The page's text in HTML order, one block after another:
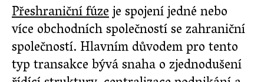
Přeshraniční fúzeje spojení jedné nebo
více obchodních společností se zahraniční
společností. Hlavním důvodem pro tento
typ transakce bývá snaha o zjednodušení